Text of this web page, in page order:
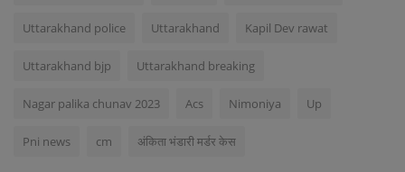
Uttarakhand police Uttarakhand Kapil Dev rawat
Uttarakhand bjp Uttarakhand breaking
Nagar palika chunav 2023 Acs Nimoniya Up
Pni news cm अंकिता भंडारी मर्डर केस